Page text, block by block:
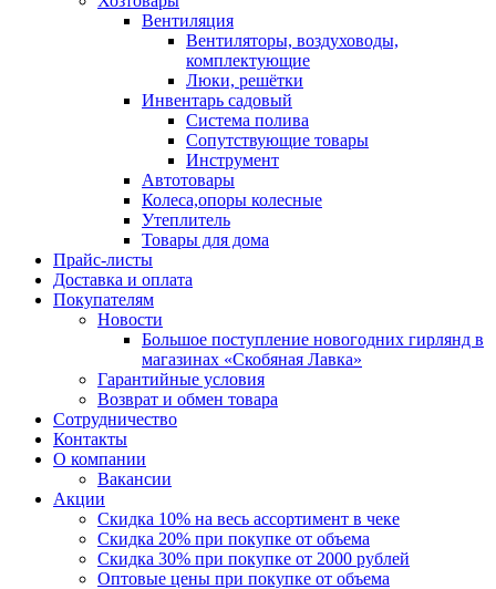
Вентиляция
Вентиляторы, воздуховоды,
комплектующие
Люки, решётки
Инвентарь садовый
Система полива
Сопутствующие товары
Инструмент
Автотовары
Колеса,опоры колесные
Утеплитель
Товары для дома
Прайс-листы
Доставка и оплата
Покупателям
Новости
Большое поступление новогодних гирлянд в
магазинах «Скобяная Лавка»
Гарантийные условия
Возврат и обмен товара
Сотрудничество
Контакты
О компании
Вакансии
Акции
Скидка 10% на весь ассортимент в чеке
Скидка 20% при покупке от объема
Скидка 30% при покупке от 2000 рублей
Оптовые цены при покупке от объема